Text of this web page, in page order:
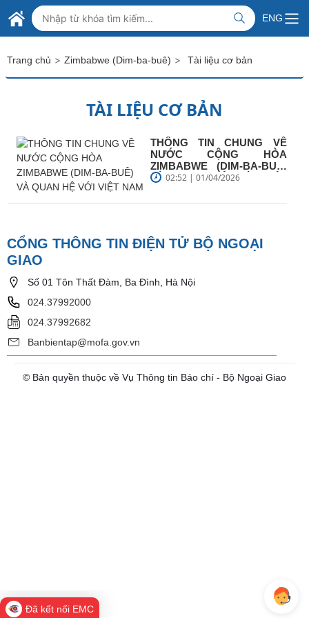
Skip to Main Content
BỘ NGOẠI GIAO VIỆT NAM
MINISTRY OF FOREIGN AFFAIRS
ENG
Trang chủ > Zimbabwe (Dim-ba-buê) > Tài liệu cơ bản
TÀI LIỆU CƠ BẢN
THÔNG TIN CHUNG VỀ
NƯỚC CỘNG HÒA
ZIMBABWE (DIM-BA-BUÊ)
VÀ QUAN HỆ VỚI VIỆT
02:52 | 01/04/2026
CỔNG THÔNG TIN ĐIỆN TỬ BỘ NGOẠI
GIAO
Số 01 Tôn Thất Đàm, Ba Đình, Hà Nội
024.37992000
024.37992682
Banbientap@mofa.gov.vn
© Bản quyền thuộc về Vụ Thông tin Báo chí - Bộ Ngoại Giao
Đã kết nối EMC